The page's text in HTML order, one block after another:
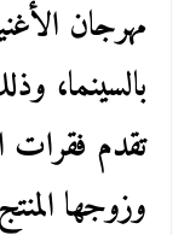
مهرجان
بالسينما،
تقدم فقرات
وزوجها